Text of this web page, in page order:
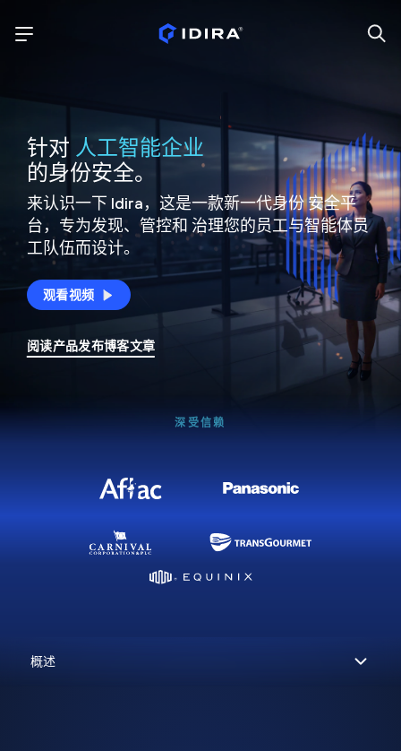
针对 人工智能企业
的身份安全。
来认识一下 Idira，这是一款新一代身份安全平
台，专为发现、管控和 治理您的员工与智能体员
工队伍而设计。
观看视频
阅读产品发布博客文章
深受信赖